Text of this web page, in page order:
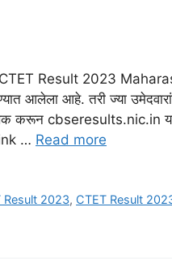
Result 2023
आलेला आहे. तरी ज्या
करून cbseresults.nic.in
… Read more
Result 2023, CTET Result